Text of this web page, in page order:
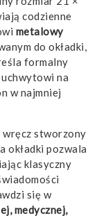
codzienne
metalowy
do okładki,
formalny
na
w najmniej
wręcz stworzony
okładki pozwala
klasyczny
się w
medycznej,